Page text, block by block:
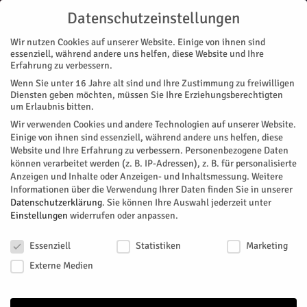
Start
« Alle Veranstaltungen
Diese Veranstaltung hat bereits stattgefunden.
Offene Sprechstunde zur
Tagespflege
Facebook
Datenschutzeinstellungen
Wir nutzen Cookies auf unserer Website. Einige von ihnen sind
essenziell, während andere uns helfen, diese Website und Ihre
Erfahrung zu verbessern.
Wenn Sie unter 16 Jahre alt sind und Ihre Zustimmung zu freiwilligen
Diensten geben möchten, müssen Sie Ihre Erziehungsberechtigten
um Erlaubnis bitten.
Wir verwenden Cookies und andere Technologien auf unserer Website.
Einige von ihnen sind essenziell, während andere uns helfen, diese
Website und Ihre Erfahrung zu verbessern. Personenbezogene Daten
können verarbeitet werden (z. B. IP-Adressen), z. B. für personalisierte
Anzeigen und Inhalte oder Anzeigen- und Inhaltsmessung. Weitere
Informationen über die Verwendung Ihrer Daten finden Sie in unserer
Datenschutzerklärung. Sie können Ihre Auswahl jederzeit unter
Einstellungen widerrufen oder anpassen.
Essenziell
Statistiken
Marketing
Externe Medien